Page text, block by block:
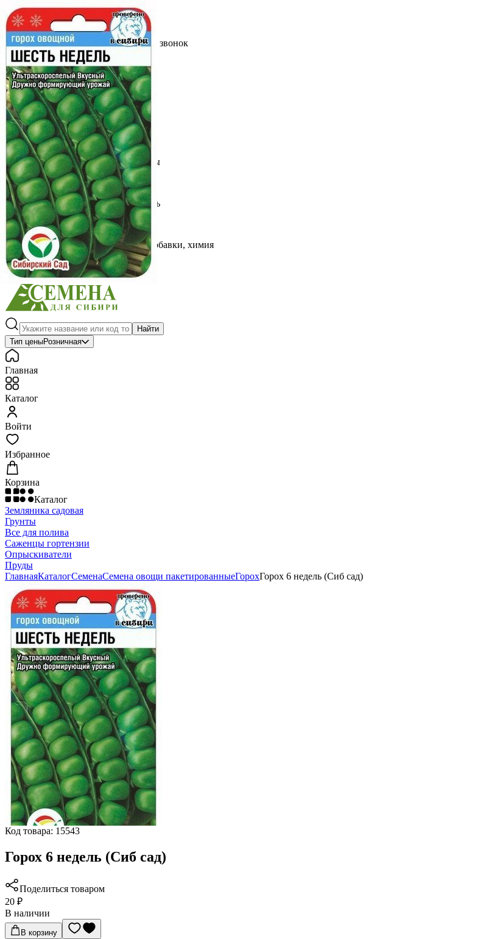
Выберите город
Обратный звонокЗаказать обратный звонок
Каталог
Семена
Грунты
Газонные травы, сидераты
Горшки, рассадники, аксессуары
Посадочный материал
Садовый инструмент, инвентарь
Консервирование
Средства защиты, удобрения, добавки, химия
Обустройство сада, декор
Найти
Тип ценыРозничная
Главная
Каталог
Войти
Избранное
Корзина
Каталог
Земляника садовая
Грунты
Все для полива
Саженцы гортензии
Опрыскиватели
Пруды
ГлавнаяКаталогСеменаСемена овощи пакетированныеГорохГорох 6 недель (Сиб сад)
Код товара: 15543
Горох 6 недель (Сиб сад)
Поделиться товаром
20 ₽
В наличии
В корзину